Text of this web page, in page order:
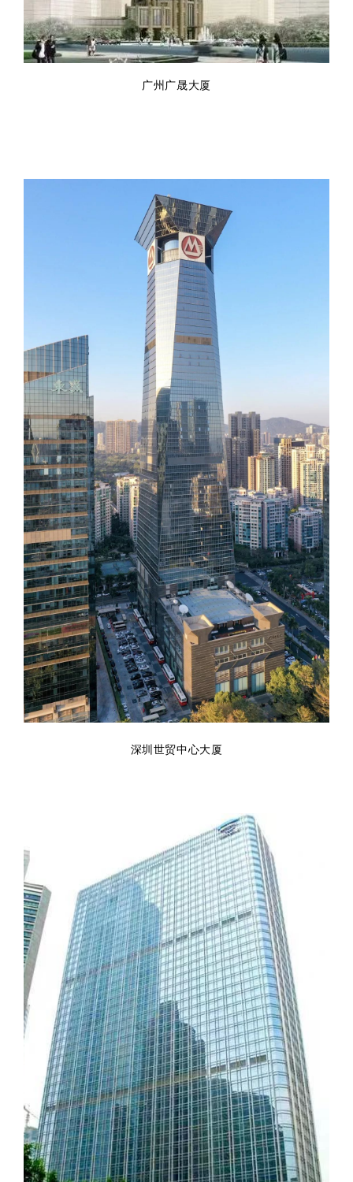
广州广晟大厦
深圳世贸中心大厦